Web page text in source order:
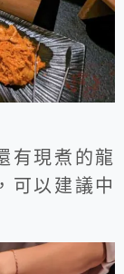
有現煮的龍
可以建議中